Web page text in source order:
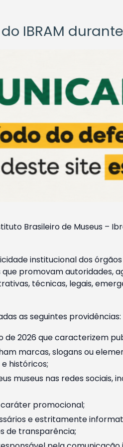
IBRAM
Brasileiro de Museus –
institucional dos
promovam autoridades,
técnicas, legais,
as seguintes providências:
2026 que caracterizem
marcas, slogans ou
históricos;
museus nas redes sociais,
promocional;
e estritamente
de transparência;